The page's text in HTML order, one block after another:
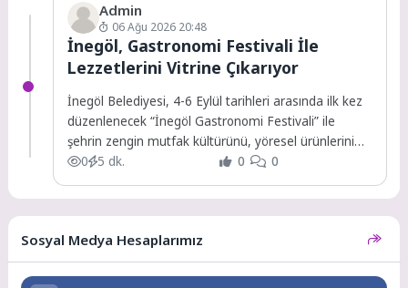
Admin
06 Ağu 2026 20:48
İnegöl, Gastronomi Festivali İle
Lezzetlerini Vitrine Çıkarıyor
İnegöl Belediyesi, 4-6 Eylül tarihleri arasında ilk kez
düzenlenecek “İnegöl Gastronomi Festivali” ile
şehrin zengin mutfak kültürünü, yöresel ürünlerini
ve...
0 5 dk. 0 0
Sosyal Medya Hesaplarımız